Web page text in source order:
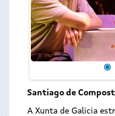
Santiago de
A Xunta de Galicia